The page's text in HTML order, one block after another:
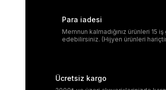
Para iadesi
Memnun kalmadığınız ürünleri 15
edebilirsiniz. (Hijyen ürünleri
Ücretsiz kargo